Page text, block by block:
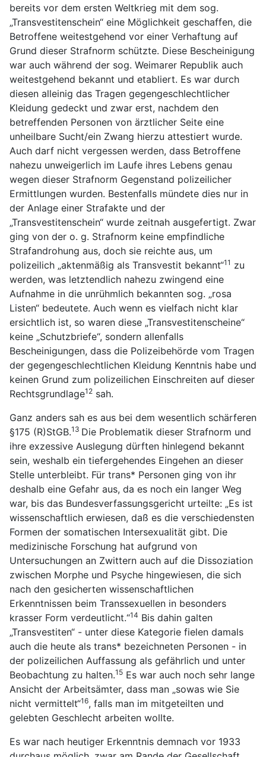
bereits vor dem ersten Weltkrieg mit dem sog.
„Transvestitenschein“ eine Möglichkeit geschaffen, die
Betroffene weitestgehend vor einer Verhaftung auf
Grund dieser Strafnorm schützte. Diese Bescheinigung
war auch während der sog. Weimarer Republik auch
weitestgehend bekannt und etabliert. Es war durch
diesen alleinig das Tragen gegengeschlechtlicher
Kleidung gedeckt und zwar erst, nachdem den
betreffenden Personen von ärztlicher Seite eine
unheilbare Sucht/ein Zwang hierzu attestiert wurde.
Auch darf nicht vergessen werden, dass Betroffene
nahezu unweigerlich im Laufe ihres Lebens genau
wegen dieser Strafnorm Gegenstand polizeilicher
Ermittlungen wurden. Bestenfalls mündete dies nur in
der Anlage einer Strafakte und der
„Transvestitenschein“ wurde zeitnah ausgefertigt. Zwar
ging von der o. g. Strafnorm keine empfindliche
Strafandrohung aus, doch sie reichte aus, um
polizeilich „aktenmäßig als Transvestit bekannt“11 zu
werden, was letztendlich nahezu zwingend eine
Aufnahme in die unrühmlich bekannten sog. „rosa
Listen“ bedeutete. Auch wenn es vielfach nicht klar
ersichtlich ist, so waren diese „Transvestitenscheine“
keine „Schutzbriefe“, sondern allenfalls
Bescheinigungen, dass die Polizeibehörde vom Tragen
der gegengeschlechtlichen Kleidung Kenntnis habe und
keinen Grund zum polizeilichen Einschreiten auf dieser
Rechtsgrundlage12 sah.
Ganz anders sah es aus bei dem wesentlich schärferen
§175 (R)StGB.13 Die Problematik dieser Strafnorm und
ihre exzessive Auslegung dürften hinlegend bekannt
sein, weshalb ein tiefergehendes Eingehen an dieser
Stelle unterbleibt. Für trans* Personen ging von ihr
deshalb eine Gefahr aus, da es noch ein langer Weg
war, bis das Bundesverfassungsgericht urteilte: „Es ist
wissenschaftlich erwiesen, daß es die verschiedensten
Formen der somatischen Intersexualität gibt. Die
medizinische Forschung hat aufgrund von
Untersuchungen an Zwittern auch auf die Dissoziation
zwischen Morphe und Psyche hingewiesen, die sich
nach den gesicherten wissenschaftlichen
Erkenntnissen beim Transsexuellen in besonders
krasser Form verdeutlicht.“14 Bis dahin galten
„Transvestiten“ - unter diese Kategorie fielen damals
auch die heute als trans* bezeichneten Personen - in
der polizeilichen Auffassung als gefährlich und unter
Beobachtung zu halten.15 Es war auch noch sehr lange
Ansicht der Arbeitsämter, dass man „sowas wie Sie
nicht vermittelt“16, falls man im mitgeteilten und
gelebten Geschlecht arbeiten wollte.
Es war nach heutiger Erkenntnis demnach vor 1933